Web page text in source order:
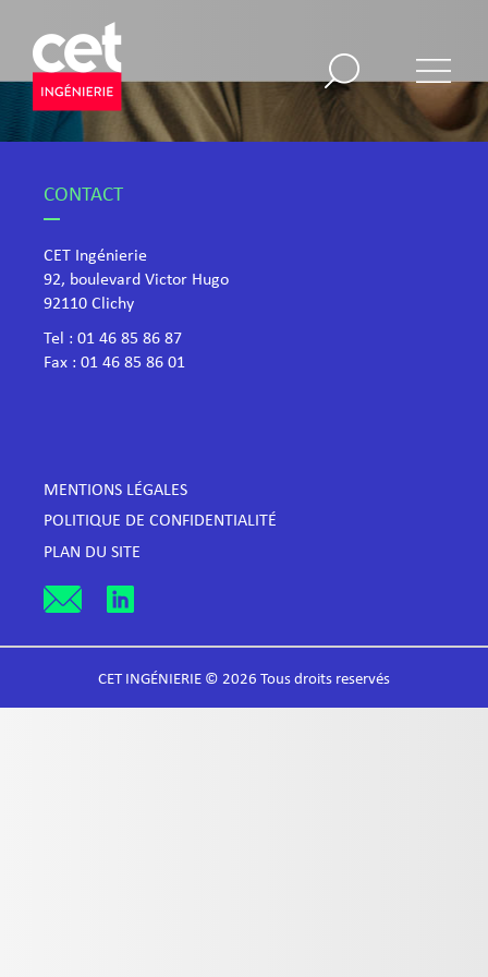
CONTACT
CET Ingénierie
92, boulevard Victor Hugo
​92110 Clichy
Tel : 01 46 85 86 87
Fax : 01 46 85 86 01
MENTIONS LÉGALES
POLITIQUE DE CONFIDENTIALITÉ
PLAN DU SITE
CET INGÉNIERIE © 2026 Tous droits reservés